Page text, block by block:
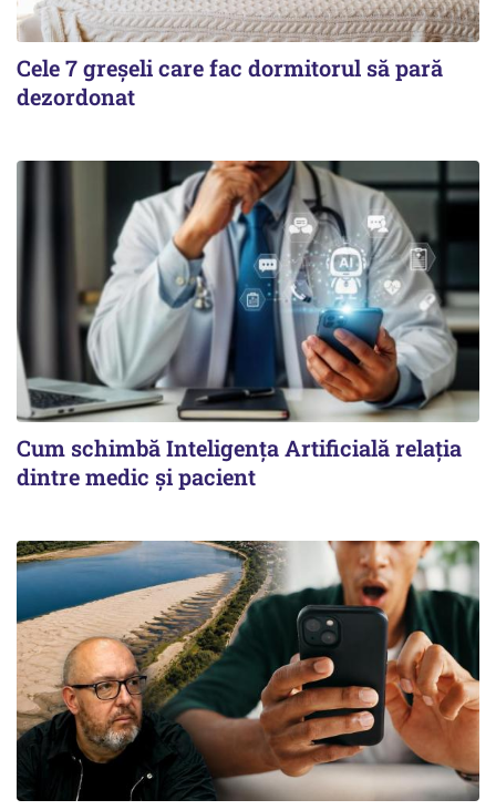
Cele 7 greșeli care fac dormitorul să pară
dezordonat
Cum schimbă Inteligența Artificială relația
dintre medic și pacient